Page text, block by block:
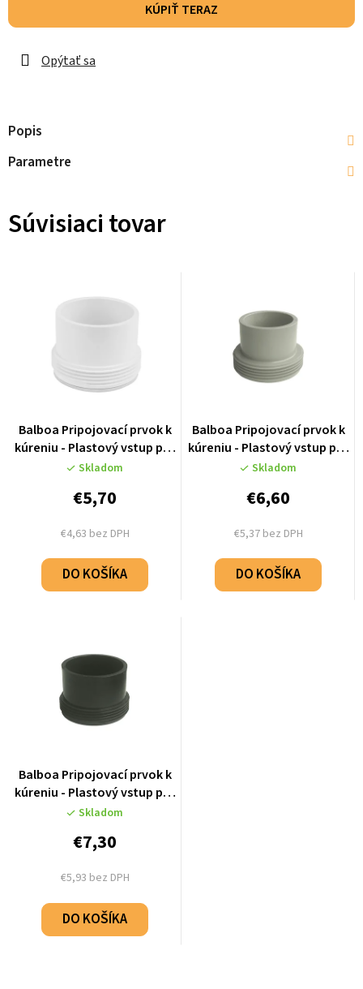
KÚPIŤ TERAZ
Opýtať sa
Popis
Parametre
Súvisiaci tovar
Balboa Pripojovací prvok k
kúreniu - Plastový vstup pre
hadicu 48mm - 50084
Skladom
€4,63 bez DPH
€5,70
DO KOŠÍKA
Balboa Pripojovací prvok k
kúreniu - Plastový vstup pre
hadicu 50mm - 50084M
Skladom
€5,37 bez DPH
€6,60
DO KOŠÍKA
Balboa Pripojovací prvok k
kúreniu - Plastový vstup pre
hadicu 60mm - 50085
Skladom
€5,93 bez DPH
€7,30
DO KOŠÍKA